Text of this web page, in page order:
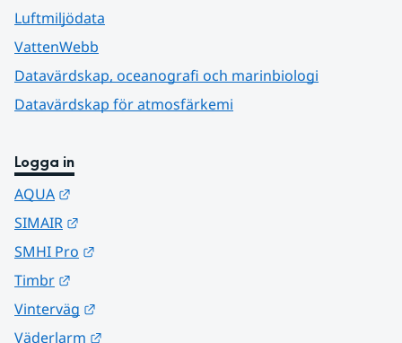
Luftmiljödata
VattenWebb
Datavärdskap, oceanografi och marinbiologi
Datavärdskap för atmosfärkemi
Logga in
AQUA
SIMAIR
SMHI Pro
Timbr
Vinterväg
Väderlarm